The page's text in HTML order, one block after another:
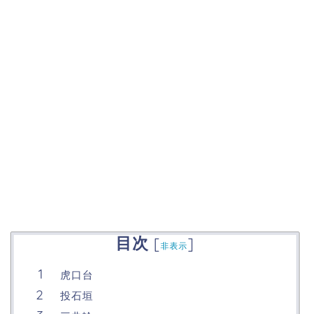
目次 [非表示]
虎口台
投石垣